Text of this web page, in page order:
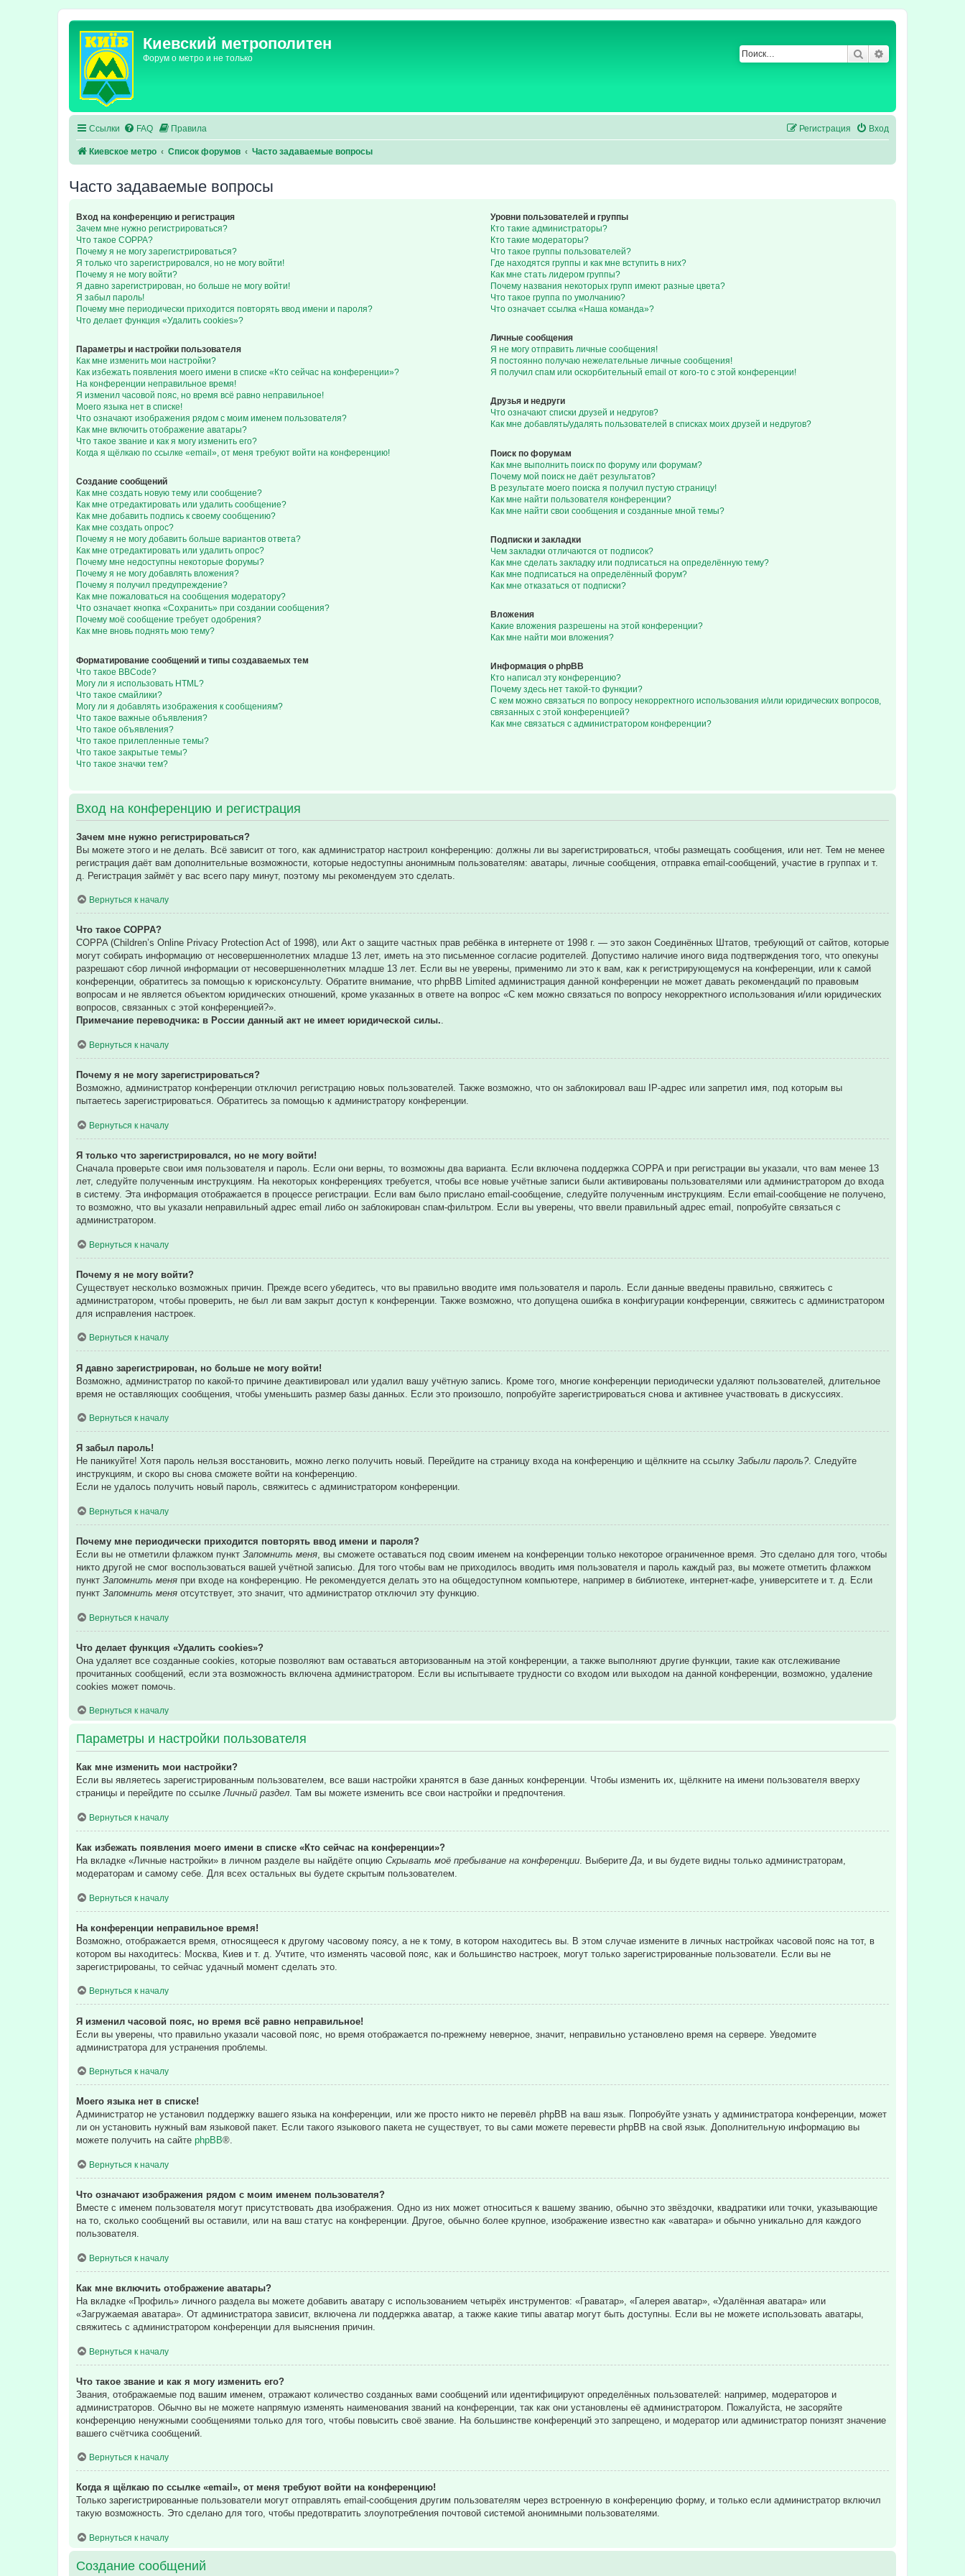
Киевский метрополитен
Форум о метро и не только Поиск
Ссылки FAQ Правила Вход
Регистрация
Киевское метро Список форумов Часто задаваемые вопросы
Часто задаваемые вопросы
Вход на конференцию и регистрация
Зачем мне нужно регистрироваться?
Что такое COPPA?
Почему я не могу зарегистрироваться?
Я только что зарегистрировался, но не могу войти!
Почему я не могу войти?
Я давно зарегистрирован, но больше не могу войти!
Я забыл пароль!
Почему мне периодически приходится повторять ввод имени и пароля?
Что делает функция «Удалить cookies»?
Параметры и настройки пользователя
Как мне изменить мои настройки?
Как избежать появления моего имени в списке «Кто сейчас на конференции»?
На конференции неправильное время!
Я изменил часовой пояс, но время всё равно неправильное!
Моего языка нет в списке!
Что означают изображения рядом с моим именем пользователя?
Как мне включить отображение аватары?
Что такое звание и как я могу изменить его?
Когда я щёлкаю по ссылке «email», от меня требуют войти на конференцию!
Создание сообщений
Как мне создать новую тему или сообщение?
Как мне отредактировать или удалить сообщение?
Как мне добавить подпись к своему сообщению?
Как мне создать опрос?
Почему я не могу добавить больше вариантов ответа?
Как мне отредактировать или удалить опрос?
Почему мне недоступны некоторые форумы?
Почему я не могу добавлять вложения?
Почему я получил предупреждение?
Как мне пожаловаться на сообщения модератору?
Что означает кнопка «Сохранить» при создании сообщения?
Почему моё сообщение требует одобрения?
Как мне вновь поднять мою тему?
Форматирование сообщений и типы создаваемых тем
Что такое BBCode?
Могу ли я использовать HTML?
Что такое смайлики?
Могу ли я добавлять изображения к сообщениям?
Что такое важные объявления?
Что такое объявления?
Что такое прилепленные темы?
Что такое закрытые темы?
Что такое значки тем?
Уровни пользователей и группы
Кто такие администраторы?
Кто такие модераторы?
Что такое группы пользователей?
Где находятся группы и как мне вступить в них?
Как мне стать лидером группы?
Почему названия некоторых групп имеют разные цвета?
Что такое группа по умолчанию?
Что означает ссылка «Наша команда»?
Личные сообщения
Я не могу отправить личные сообщения!
Я постоянно получаю нежелательные личные сообщения!
Я получил спам или оскорбительный email от кого-то с этой конференции!
Друзья и недруги
Что означают списки друзей и недругов?
Как мне добавлять/удалять пользователей в списках моих друзей и недругов?
Поиск по форумам
Как мне выполнить поиск по форуму или форумам?
Почему мой поиск не даёт результатов?
В результате моего поиска я получил пустую страницу!
Как мне найти пользователя конференции?
Как мне найти свои сообщения и созданные мной темы?
Подписки и закладки
Чем закладки отличаются от подписок?
Как мне сделать закладку или подписаться на определённую тему?
Как мне подписаться на определённый форум?
Как мне отказаться от подписки?
Вложения
Какие вложения разрешены на этой конференции?
Как мне найти мои вложения?
Информация о phpBB
Кто написал эту конференцию?
Почему здесь нет такой-то функции?
С кем можно связаться по вопросу некорректного использования и/или юридических вопросов,
связанных с этой конференцией?
Как мне связаться с администратором конференции?
Вход на конференцию и регистрация
Зачем мне нужно регистрироваться?
Вы можете этого и не делать. Всё зависит от того, как администратор настроил конференцию: должны ли вы зарегистрироваться, чтобы размещать сообщения, или нет. Тем не менее
регистрация даёт вам дополнительные возможности, которые недоступны анонимным пользователям: аватары, личные сообщения, отправка email-сообщений, участие в группах и т.
д. Регистрация займёт у вас всего пару минут, поэтому мы рекомендуем это сделать.
Вернуться к началу
Что такое COPPA?
COPPA (Children’s Online Privacy Protection Act of 1998), или Акт о защите частных прав ребёнка в интернете от 1998 г. — это закон Соединённых Штатов, требующий от сайтов, которые
могут собирать информацию от несовершеннолетних младше 13 лет, иметь на это письменное согласие родителей. Допустимо наличие иного вида подтверждения того, что опекуны
разрешают сбор личной информации от несовершеннолетних младше 13 лет. Если вы не уверены, применимо ли это к вам, как к регистрирующемуся на конференции, или к самой
конференции, обратитесь за помощью к юрисконсульту. Обратите внимание, что phpBB Limited администрация данной конференции не может давать рекомендаций по правовым
вопросам и не является объектом юридических отношений, кроме указанных в ответе на вопрос «С кем можно связаться по вопросу некорректного использования и/или юридических
вопросов, связанных с этой конференцией?».
Примечание переводчика: в России данный акт не имеет юридической силы..
Вернуться к началу
Почему я не могу зарегистрироваться?
Возможно, администратор конференции отключил регистрацию новых пользователей. Также возможно, что он заблокировал ваш IP-адрес или запретил имя, под которым вы
пытаетесь зарегистрироваться. Обратитесь за помощью к администратору конференции.
Вернуться к началу
Я только что зарегистрировался, но не могу войти!
Сначала проверьте свои имя пользователя и пароль. Если они верны, то возможны два варианта. Если включена поддержка COPPA и при регистрации вы указали, что вам менее 13
лет, следуйте полученным инструкциям. На некоторых конференциях требуется, чтобы все новые учётные записи были активированы пользователями или администратором до входа
в систему. Эта информация отображается в процессе регистрации. Если вам было прислано email-сообщение, следуйте полученным инструкциям. Если email-сообщение не получено,
то возможно, что вы указали неправильный адрес email либо он заблокирован спам-фильтром. Если вы уверены, что ввели правильный адрес email, попробуйте связаться с
администратором.
Вернуться к началу
Почему я не могу войти?
Существует несколько возможных причин. Прежде всего убедитесь, что вы правильно вводите имя пользователя и пароль. Если данные введены правильно, свяжитесь с
администратором, чтобы проверить, не был ли вам закрыт доступ к конференции. Также возможно, что допущена ошибка в конфигурации конференции, свяжитесь с администратором
для исправления настроек.
Вернуться к началу
Я давно зарегистрирован, но больше не могу войти!
Возможно, администратор по какой-то причине деактивировал или удалил вашу учётную запись. Кроме того, многие конференции периодически удаляют пользователей, длительное
время не оставляющих сообщения, чтобы уменьшить размер базы данных. Если это произошло, попробуйте зарегистрироваться снова и активнее участвовать в дискуссиях.
Вернуться к началу
Я забыл пароль!
Не паникуйте! Хотя пароль нельзя восстановить, можно легко получить новый. Перейдите на страницу входа на конференцию и щёлкните на ссылку Забыли пароль?. Следуйте
инструкциям, и скоро вы снова сможете войти на конференцию.
Если не удалось получить новый пароль, свяжитесь с администратором конференции.
Вернуться к началу
Почему мне периодически приходится повторять ввод имени и пароля?
Если вы не отметили флажком пункт Запомнить меня, вы сможете оставаться под своим именем на конференции только некоторое ограниченное время. Это сделано для того, чтобы
никто другой не смог воспользоваться вашей учётной записью. Для того чтобы вам не приходилось вводить имя пользователя и пароль каждый раз, вы можете отметить флажком
пункт Запомнить меня при входе на конференцию. Не рекомендуется делать это на общедоступном компьютере, например в библиотеке, интернет-кафе, университете и т. д. Если
пункт Запомнить меня отсутствует, это значит, что администратор отключил эту функцию.
Вернуться к началу
Что делает функция «Удалить cookies»?
Она удаляет все созданные cookies, которые позволяют вам оставаться авторизованным на этой конференции, а также выполняют другие функции, такие как отслеживание
прочитанных сообщений, если эта возможность включена администратором. Если вы испытываете трудности со входом или выходом на данной конференции, возможно, удаление
cookies может помочь.
Вернуться к началу
Параметры и настройки пользователя
Как мне изменить мои настройки?
Если вы являетесь зарегистрированным пользователем, все ваши настройки хранятся в базе данных конференции. Чтобы изменить их, щёлкните на имени пользователя вверху
страницы и перейдите по ссылкеЛичный раздел. Там вы можете изменить все свои настройки и предпочтения.
Вернуться к началу
Как избежать появления моего имени в списке «Кто сейчас на конференции»?
На вкладке «Личные настройки» в личном разделе вы найдёте опцию Скрывать моё пребывание на конференции. ВыберитеДа, и вы будете видны только администраторам,
модераторам и самому себе. Для всех остальных вы будете скрытым пользователем.
Вернуться к началу
На конференции неправильное время!
Возможно, отображается время, относящееся к другому часовому поясу, а не к тому, в котором находитесь вы. В этом случае измените в личных настройках часовой пояс на тот, в
котором вы находитесь: Москва, Киев и т. д. Учтите, что изменять часовой пояс, как и большинство настроек, могут только зарегистрированные пользователи. Если вы не
зарегистрированы, то сейчас удачный момент сделать это.
Вернуться к началу
Я изменил часовой пояс, но время всё равно неправильное!
Если вы уверены, что правильно указали часовой пояс, но время отображается по-прежнему неверное, значит, неправильно установлено время на сервере. Уведомите
администратора для устранения проблемы.
Вернуться к началу
Моего языка нет в списке!
Администратор не установил поддержку вашего языка на конференции, или же просто никто не перевёл phpBB на ваш язык. Попробуйте узнать у администратора конференции, может
ли он установить нужный вам языковой пакет. Если такого языкового пакета не существует, то вы сами можете перевести phpBB на свой язык. Дополнительную информацию вы
можете получить на сайте phpBB®.
Вернуться к началу
Что означают изображения рядом с моим именем пользователя?
Вместе с именем пользователя могут присутствовать два изображения. Одно из них может относиться к вашему званию, обычно это звёздочки, квадратики или точки, указывающие
на то, сколько сообщений вы оставили, или на ваш статус на конференции. Другое, обычно более крупное, изображение известно как «аватара» и обычно уникально для каждого
пользователя.
Вернуться к началу
Как мне включить отображение аватары?
На вкладке «Профиль» личного раздела вы можете добавить аватару с использованием четырёх инструментов: «Граватар», «Галерея аватар», «Удалённая аватара» или
«Загружаемая аватара». От администратора зависит, включена ли поддержка аватар, а также какие типы аватар могут быть доступны. Если вы не можете использовать аватары,
свяжитесь с администратором конференции для выяснения причин.
Вернуться к началу
Что такое звание и как я могу изменить его?
Звания, отображаемые под вашим именем, отражают количество созданных вами сообщений или идентифицируют определённых пользователей: например, модераторов и
администраторов. Обычно вы не можете напрямую изменять наименования званий на конференции, так как они установлены её администратором. Пожалуйста, не засоряйте
конференцию ненужными сообщениями только для того, чтобы повысить своё звание. На большинстве конференций это запрещено, и модератор или администратор понизят значение
вашего счётчика сообщений.
Вернуться к началу
Когда я щёлкаю по ссылке «email», от меня требуют войти на конференцию!
Только зарегистрированные пользователи могут отправлять email-сообщения другим пользователям через встроенную в конференцию форму, и только если администратор включил
такую возможность. Это сделано для того, чтобы предотвратить злоупотребления почтовой системой анонимными пользователями.
Вернуться к началу
Создание сообщений